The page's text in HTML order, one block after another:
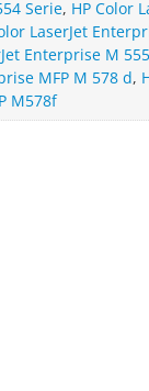
Serie, HP Color
LaserJet
Enterprise M
MFP M 578 d,
M578f